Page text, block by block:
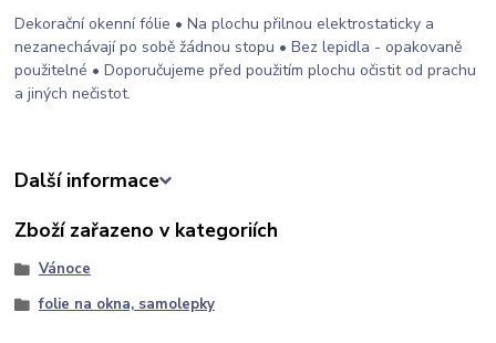
Dekorační okenní fólie • Na plochu přilnou elektrostaticky a
nezanechávají po sobě žádnou stopu • Bez lepidla - opakovaně
použitelné • Doporučujeme před použitím plochu očistit od prachu
a jiných nečistot.
Další informace
Zboží zařazeno v kategoriích
Vánoce
folie na okna, samolepky